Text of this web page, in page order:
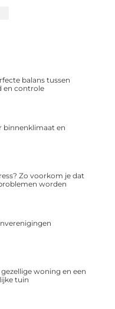
balans tussen
en controle
binnenklimaat en
Zo voorkom je dat
worden
woning en een
tuin